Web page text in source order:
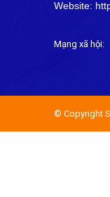
Website:
Mạng xã hội:
© Copyright